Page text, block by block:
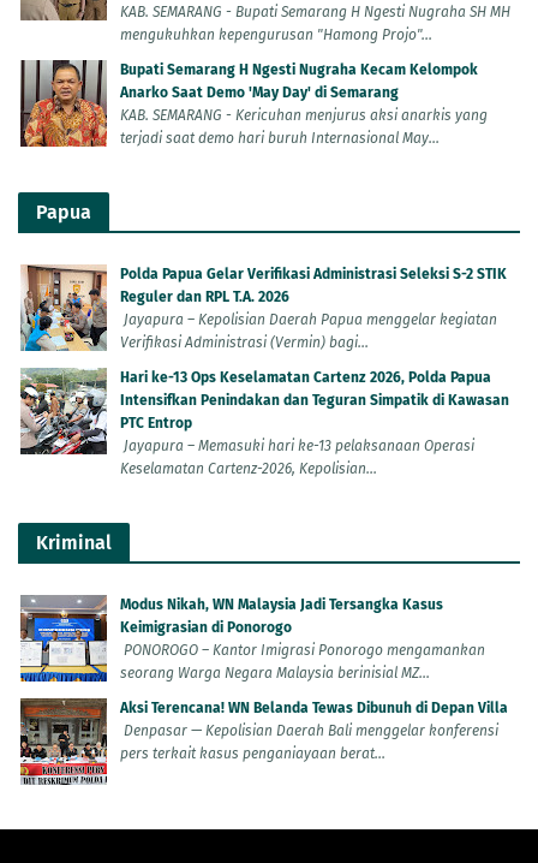
KAB. SEMARANG - Bupati Semarang H Ngesti Nugraha SH MH
mengukuhkan kepengurusan "Hamong Projo"...
Bupati Semarang H Ngesti Nugraha Kecam Kelompok
Anarko Saat Demo 'May Day' di Semarang
KAB. SEMARANG - Kericuhan menjurus aksi anarkis yang
terjadi saat demo hari buruh Internasional May...
Papua
Polda Papua Gelar Verifikasi Administrasi Seleksi S-2 STIK
Reguler dan RPL T.A. 2026
Jayapura – Kepolisian Daerah Papua menggelar kegiatan
Verifikasi Administrasi (Vermin) bagi...
Hari ke-13 Ops Keselamatan Cartenz 2026, Polda Papua
Intensifkan Penindakan dan Teguran Simpatik di Kawasan
PTC Entrop
Jayapura – Memasuki hari ke-13 pelaksanaan Operasi
Keselamatan Cartenz-2026, Kepolisian...
Kriminal
Modus Nikah, WN Malaysia Jadi Tersangka Kasus
Keimigrasian di Ponorogo
PONOROGO – Kantor Imigrasi Ponorogo mengamankan
seorang Warga Negara Malaysia berinisial MZ...
Aksi Terencana! WN Belanda Tewas Dibunuh di Depan Villa
Denpasar — Kepolisian Daerah Bali menggelar konferensi
pers terkait kasus penganiayaan berat...